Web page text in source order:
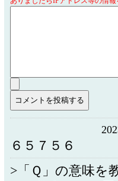
６５７５６
>「Ｑ」の意味を